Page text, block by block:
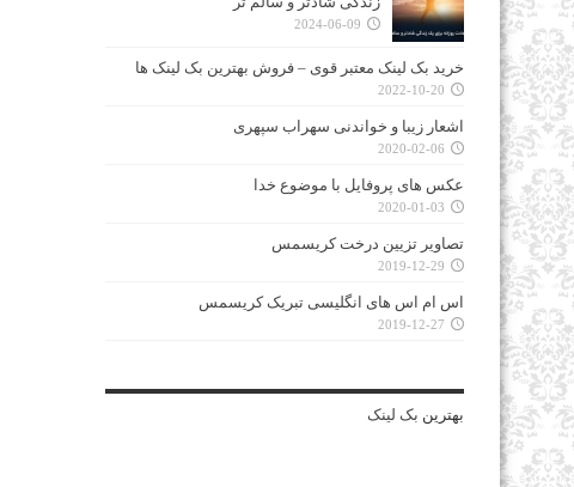
2024-06-09
خرید بک لینک معتبر قوی – فروش بهترین بک لینک ها
2022-10-20
اشعار زیبا و خواندنی سهراب سپهری
2020-02-06
عکس های پروفایل با موضوع خدا
2020-01-03
تصاویر تزیین درخت کریسمس
2019-12-29
اس ام اس های انگلیسی تبریک کریسمس
2019-12-27
بهترین بک لینک